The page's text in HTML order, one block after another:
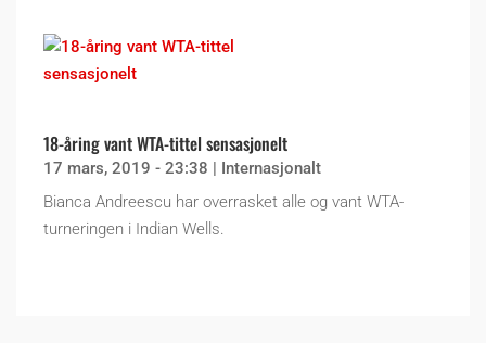
18-åring vant WTA-tittel sensasjonelt
17 mars, 2019 - 23:38 | Internasjonalt
Bianca Andreescu har overrasket alle og vant WTA-
turneringen i Indian Wells.